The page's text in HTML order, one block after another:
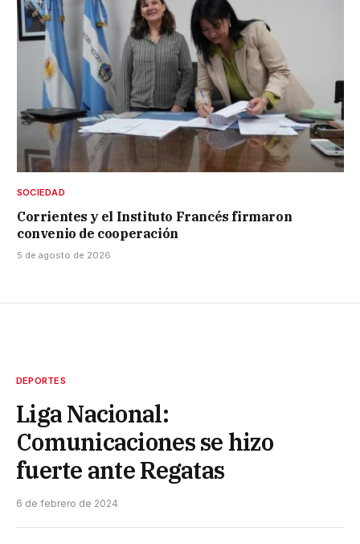
SOCIEDAD
Corrientes y el Instituto Francés firmaron
convenio de cooperación
5 de agosto de 2026
DEPORTES
Liga Nacional:
Comunicaciones se hizo
fuerte ante Regatas
6 de febrero de 2024